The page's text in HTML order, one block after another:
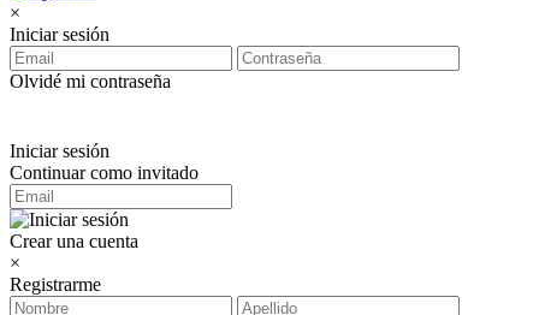
×
Iniciar sesión
Olvidé mi contraseña
Iniciar sesión
Continuar como invitado
Crear una cuenta
×
Registrarme